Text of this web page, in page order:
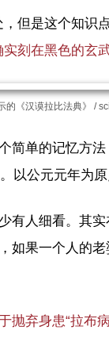
但是这个知识
刻在黑色的玄
的《汉谟拉比法典》 /
简单的记忆方
以公元元年为
有人细看。其
如果一个人的
抛弃身患“拉布